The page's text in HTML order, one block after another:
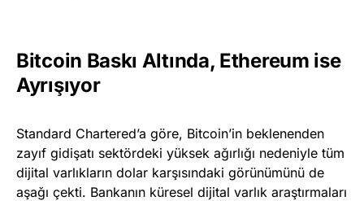
Bitcoin Baskı Altında, Ethereum ise
Ayrışıyor
Standard Chartered’a göre, Bitcoin’in beklenenden
zayıf gidişatı sektördeki yüksek ağırlığı nedeniyle tüm
dijital varlıkların dolar karşısındaki görünümünü de
aşağı çekti. Bankanın küresel dijital varlık araştırmaları